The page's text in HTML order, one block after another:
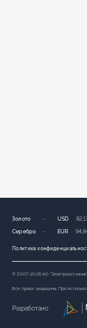
Политика
Золото -
Серебро -
USD
EUR
© 2007-2026 АО “Электроисточник”
Все права защищены. При
Разработано